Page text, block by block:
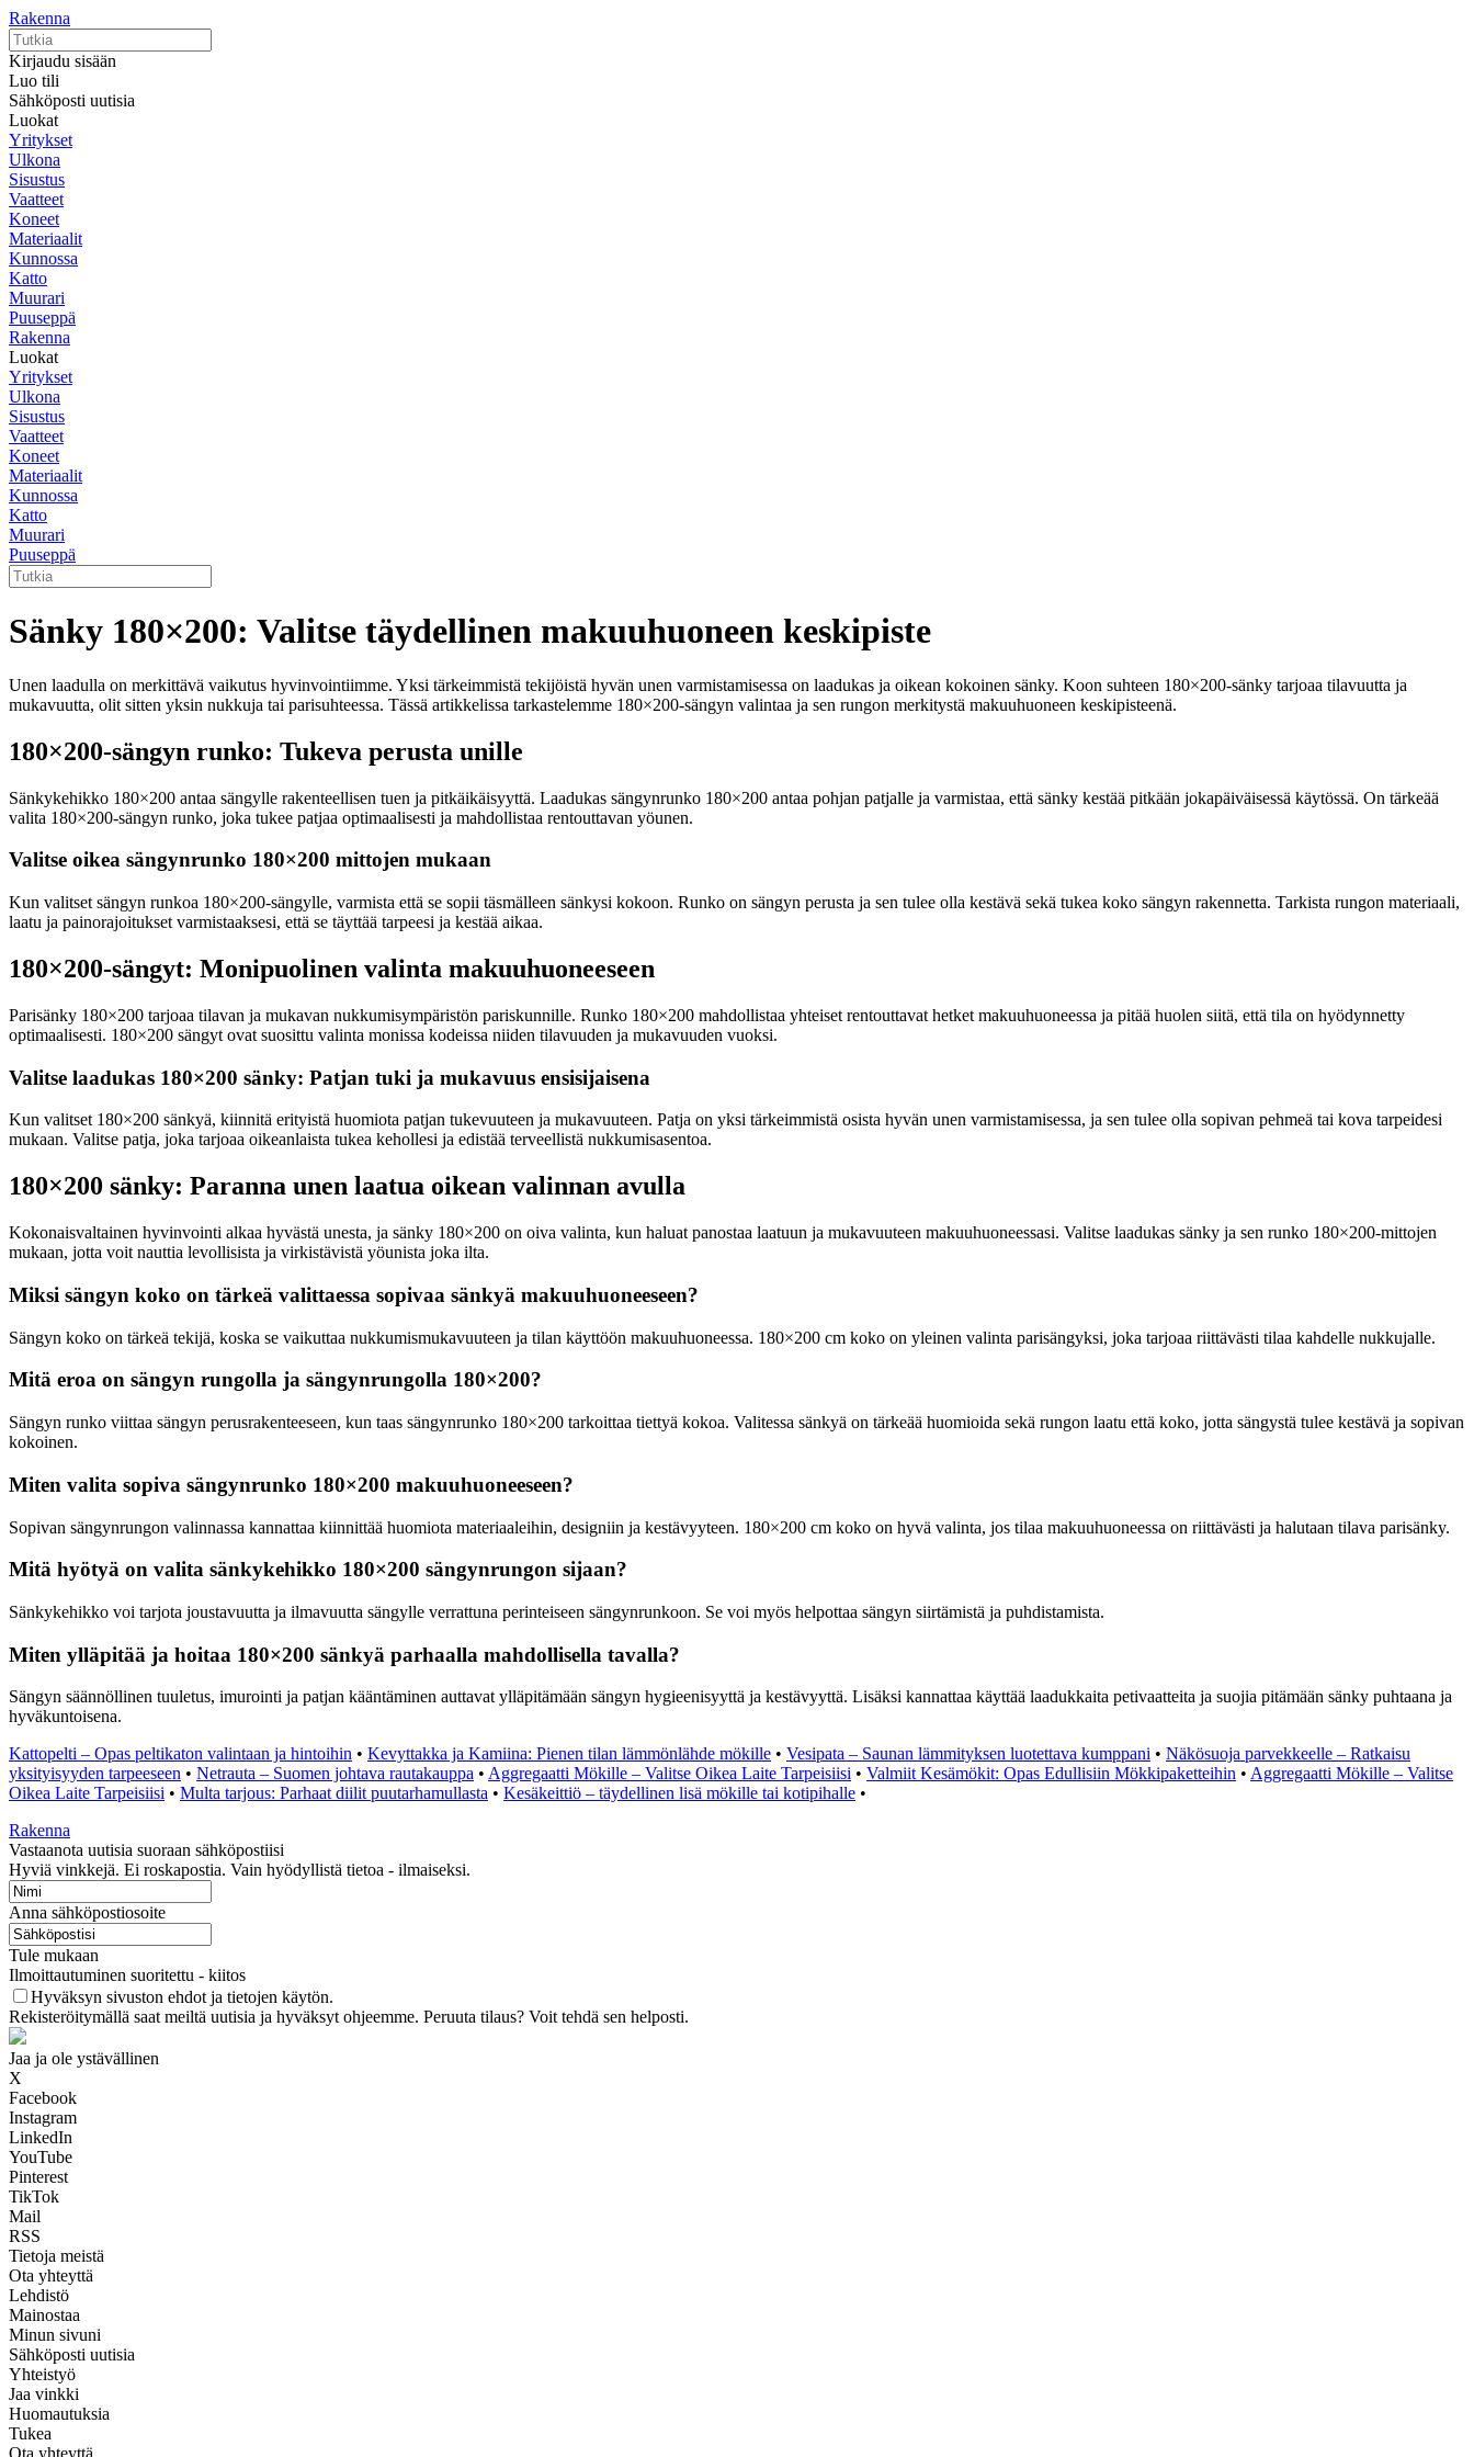
Rakenna
Kirjaudu sisään
Luo tili
Sähköposti uutisia
Luokat
Yritykset
Ulkona
Sisustus
Vaatteet
Koneet
Materiaalit
Kunnossa
Katto
Muurari
Puuseppä
Rakenna
Luokat
Yritykset
Ulkona
Sisustus
Vaatteet
Koneet
Materiaalit
Kunnossa
Katto
Muurari
Puuseppä
Sänky 180×200: Valitse täydellinen makuuhuoneen keskipiste
Unen laadulla on merkittävä vaikutus hyvinvointiimme. Yksi tärkeimmistä tekijöistä hyvän unen varmistamisessa on laadukas ja oikean kokoinen sänky. Koon suhteen 180×200-sänky tarjoaa tilavuutta ja
mukavuutta, olit sitten yksin nukkuja tai parisuhteessa. Tässä artikkelissa tarkastelemme 180×200-sängyn valintaa ja sen rungon merkitystä makuuhuoneen keskipisteenä.
180×200-sängyn runko: Tukeva perusta unille
Sänkykehikko 180×200 antaa sängylle rakenteellisen tuen ja pitkäikäisyyttä. Laadukas sängynrunko 180×200 antaa pohjan patjalle ja varmistaa, että sänky kestää pitkään jokapäiväisessä käytössä. On tärkeää
valita 180×200-sängyn runko, joka tukee patjaa optimaalisesti ja mahdollistaa rentouttavan yöunen.
Valitse oikea sängynrunko 180×200 mittojen mukaan
Kun valitset sängyn runkoa 180×200-sängylle, varmista että se sopii täsmälleen sänkysi kokoon. Runko on sängyn perusta ja sen tulee olla kestävä sekä tukea koko sängyn rakennetta. Tarkista rungon materiaali,
laatu ja painorajoitukset varmistaaksesi, että se täyttää tarpeesi ja kestää aikaa.
180×200-sängyt: Monipuolinen valinta makuuhuoneeseen
Parisänky 180×200 tarjoaa tilavan ja mukavan nukkumisympäristön pariskunnille. Runko 180×200 mahdollistaa yhteiset rentouttavat hetket makuuhuoneessa ja pitää huolen siitä, että tila on hyödynnetty
optimaalisesti. 180×200 sängyt ovat suosittu valinta monissa kodeissa niiden tilavuuden ja mukavuuden vuoksi.
Valitse laadukas 180×200 sänky: Patjan tuki ja mukavuus ensisijaisena
Kun valitset 180×200 sänkyä, kiinnitä erityistä huomiota patjan tukevuuteen ja mukavuuteen. Patja on yksi tärkeimmistä osista hyvän unen varmistamisessa, ja sen tulee olla sopivan pehmeä tai kova tarpeidesi
mukaan. Valitse patja, joka tarjoaa oikeanlaista tukea kehollesi ja edistää terveellistä nukkumisasentoa.
180×200 sänky: Paranna unen laatua oikean valinnan avulla
Kokonaisvaltainen hyvinvointi alkaa hyvästä unesta, ja sänky 180×200 on oiva valinta, kun haluat panostaa laatuun ja mukavuuteen makuuhuoneessasi. Valitse laadukas sänky ja sen runko 180×200-mittojen
mukaan, jotta voit nauttia levollisista ja virkistävistä yöunista joka ilta.
Miksi sängyn koko on tärkeä valittaessa sopivaa sänkyä makuuhuoneeseen?
Sängyn koko on tärkeä tekijä, koska se vaikuttaa nukkumismukavuuteen ja tilan käyttöön makuuhuoneessa. 180×200 cm koko on yleinen valinta parisängyksi, joka tarjoaa riittävästi tilaa kahdelle nukkujalle.
Mitä eroa on sängyn rungolla ja sängynrungolla 180×200?
Sängyn runko viittaa sängyn perusrakenteeseen, kun taas sängynrunko 180×200 tarkoittaa tiettyä kokoa. Valitessa sänkyä on tärkeää huomioida sekä rungon laatu että koko, jotta sängystä tulee kestävä ja sopivan
kokoinen.
Miten valita sopiva sängynrunko 180×200 makuuhuoneeseen?
Sopivan sängynrungon valinnassa kannattaa kiinnittää huomiota materiaaleihin, designiin ja kestävyyteen. 180×200 cm koko on hyvä valinta, jos tilaa makuuhuoneessa on riittävästi ja halutaan tilava parisänky.
Mitä hyötyä on valita sänkykehikko 180×200 sängynrungon sijaan?
Sänkykehikko voi tarjota joustavuutta ja ilmavuutta sängylle verrattuna perinteiseen sängynrunkoon. Se voi myös helpottaa sängyn siirtämistä ja puhdistamista.
Miten ylläpitää ja hoitaa 180×200 sänkyä parhaalla mahdollisella tavalla?
Sängyn säännöllinen tuuletus, imurointi ja patjan kääntäminen auttavat ylläpitämään sängyn hygieenisyyttä ja kestävyyttä. Lisäksi kannattaa käyttää laadukkaita petivaatteita ja suojia pitämään sänky puhtaana ja
hyväkuntoisena.
Kattopelti – Opas peltikaton valintaan ja hintoihin • Kevyttakka ja Kamiina: Pienen tilan lämmönlähde mökille • Vesipata – Saunan lämmityksen luotettava kumppani • Näkösuoja parvekkeelle – Ratkaisu
yksityisyyden tarpeeseen • Netrauta – Suomen johtava rautakauppa • Aggregaatti Mökille – Valitse Oikea Laite Tarpeisiisi • Valmiit Kesämökit: Opas Edullisiin Mökkipaketteihin • Aggregaatti Mökille – Valitse
Oikea Laite Tarpeisiisi • Multa tarjous: Parhaat diilit puutarhamullasta • Kesäkeittiö – täydellinen lisä mökille tai kotipihalle •
Rakenna
Vastaanota uutisia suoraan sähköpostiisi
Hyviä vinkkejä. Ei roskapostia. Vain hyödyllistä tietoa - ilmaiseksi.
Anna sähköpostiosoite
Tule mukaan
Ilmoittautuminen suoritettu - kiitos
Hyväksyn sivuston ehdot ja tietojen käytön.
Rekisteröitymällä saat meiltä uutisia ja hyväksyt ohjeemme. Peruuta tilaus? Voit tehdä sen helposti.
Jaa ja ole ystävällinen
X
Facebook
Instagram
LinkedIn
YouTube
Pinterest
TikTok
Mail
RSS
Tietoja meistä
Ota yhteyttä
Lehdistö
Mainostaa
Minun sivuni
Sähköposti uutisia
Yhteistyö
Jaa vinkki
Huomautuksia
Tukea